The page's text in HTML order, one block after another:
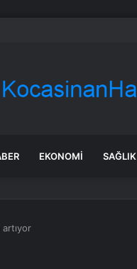
Türkiye tarihi bir adımdır
EKONOMI SAĞLIK
artıyor